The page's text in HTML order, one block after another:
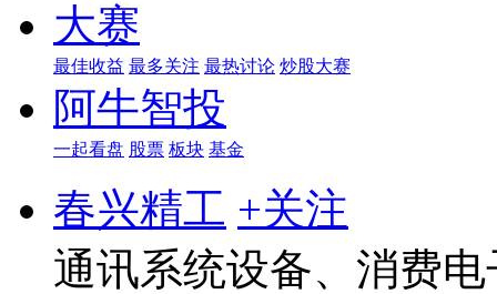
大赛
最佳收益 最多关注 最热讨论 炒股大赛
阿牛智投
一起看盘 股票 板块 基金
春兴精工 +关注
通讯系统设备、消费